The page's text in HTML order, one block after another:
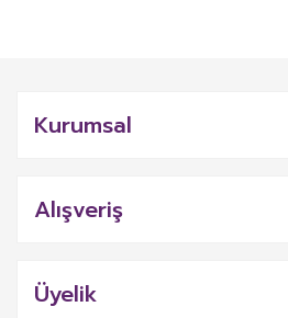
Kurumsal
Alışveriş
Üyelik